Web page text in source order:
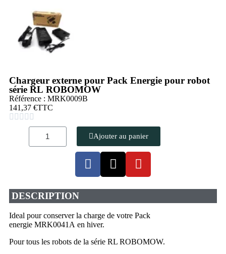
Chargeur externe pour Pack Energie pour robot
série RL ROBOMOW
Référence : MRK0009B
141,37 €TTC
    
Ajouter au panier
DESCRIPTION
Ideal pour conserver la charge de votre Pack
energie MRK0041A en hiver.
Pour tous les robots de la série RL ROBOMOW.